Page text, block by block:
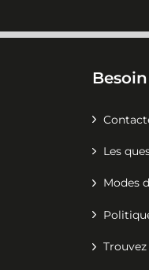
Les
Modes